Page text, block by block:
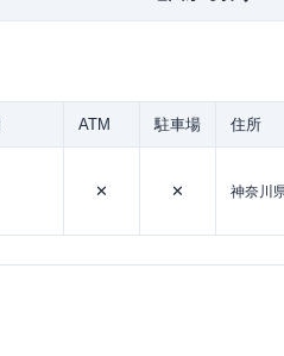
ATM 駐車場 住所
✕ ✕ 神奈川